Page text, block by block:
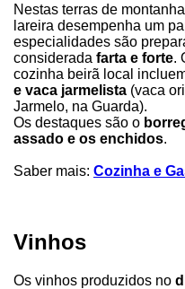
Nestas terras de
lareira desempenha um
especialidades são
considerada farta e forte.
cozinha beirã local
e vaca jarmelista (vaca
Jarmelo, na Guarda).
Os destaques são o
assado e os enchidos.
Saber mais: Cozinha e
Vinhos
Os vinhos produzidos no